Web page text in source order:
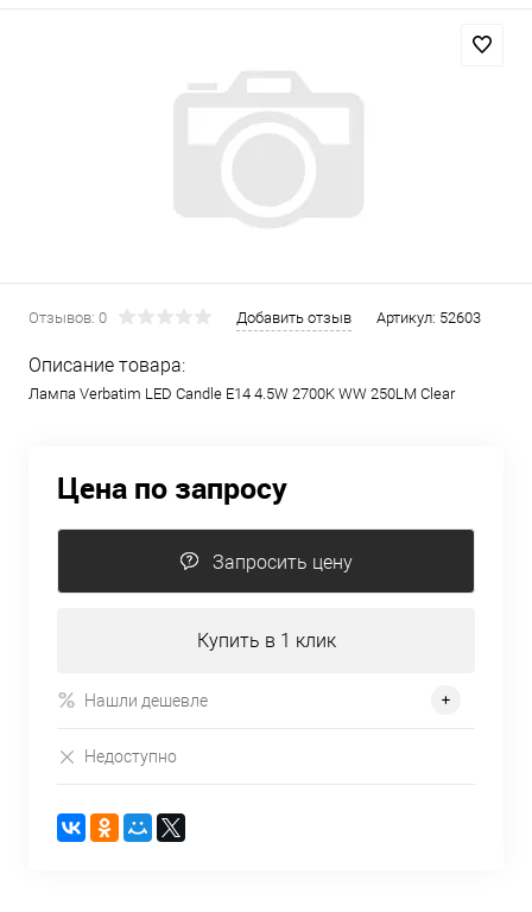
Отзывов: 0 Добавить отзыв Артикул: 52603
Описание товара:
Лампа Verbatim LED Candle E14 4.5W 2700K WW 250LM Clear
Цена по запросу
Запросить цену
Купить в 1 клик
Нашли дешевле
Недоступно